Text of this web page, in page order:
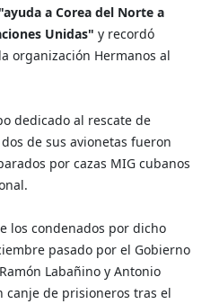
a Corea del Norte a
Unidas" y recordó
organización Hermanos al
dedicado al rescate de
de sus avionetas fueron
por cazas MIG cubanos
los condenados por dicho
pasado por el Gobierno
Labañino y Antonio
canje de prisioneros tras el